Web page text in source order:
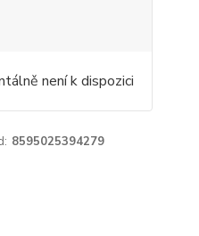
není k dispozici
8595025394279